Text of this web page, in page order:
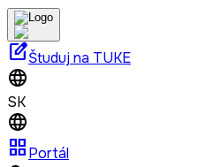
edit_squareŠtuduj na TUKE
SK
grid_viewPortál